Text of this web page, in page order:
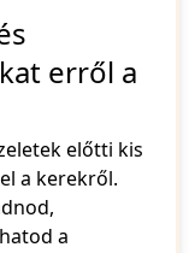
erről a
előtti kis
a kerekről.
a